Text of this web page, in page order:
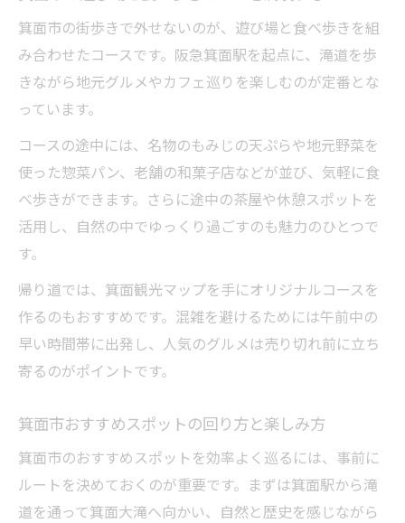
箕面市の街歩きで外せないのが、遊び場と食べ歩きを組
み合わせたコースです。阪急箕面駅を起点に、滝道を歩
きながら地元グルメやカフェ巡りを楽しむのが定番とな
っています。
コースの途中には、名物のもみじの天ぷらや地元野菜を
使った惣菜パン、老舗の和菓子店などが並び、気軽に食
べ歩きができます。さらに途中の茶屋や休憩スポットを
活用し、自然の中でゆっくり過ごすのも魅力のひとつで
す。
帰り道では、箕面観光マップを手にオリジナルコースを
作るのもおすすめです。混雑を避けるためには午前中の
早い時間帯に出発し、人気のグルメは売り切れ前に立ち
寄るのがポイントです。
箕面市おすすめスポットの回り方と楽しみ方
箕面市のおすすめスポットを効率よく巡るには、事前に
ルートを決めておくのが重要です。まずは箕面駅から滝
道を通って箕面大滝へ向かい、自然と歴史を感じながら